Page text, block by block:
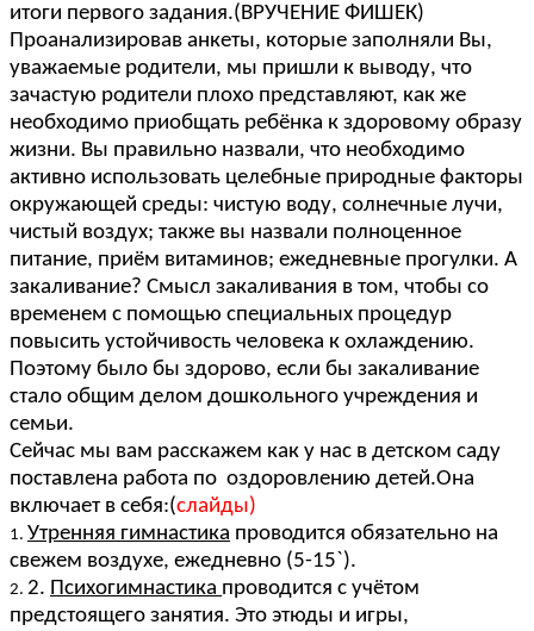
итоги первого задания.(ВРУЧЕНИЕ ФИШЕК)
Проанализировав анкеты, которые заполняли Вы,
уважаемые родители, мы пришли к выводу, что
зачастую родители плохо представляют, как же
необходимо приобщать ребёнка к здоровому образу
жизни. Вы правильно назвали, что необходимо
активно использовать целебные природные факторы
окружающей среды: чистую воду, солнечные лучи,
чистый воздух; также вы назвали полноценное
питание, приём витаминов; ежедневные прогулки. А
закаливание? Смысл закаливания в том, чтобы со
временем с помощью специальных процедур
повысить устойчивость человека к охлаждению.
Поэтому было бы здорово, если бы закаливание
стало общим делом дошкольного учреждения и
семьи.
Сейчас мы вам расскажем как у нас в детском саду
поставлена работа по оздоровлению детей.Она
включает в себя:(слайды)
Утренняя гимнастика проводится обязательно на
свежем воздухе, ежедневно (5-15`).
2. Психогимнастика проводится с учётом
предстоящего занятия. Это этюды и игры,